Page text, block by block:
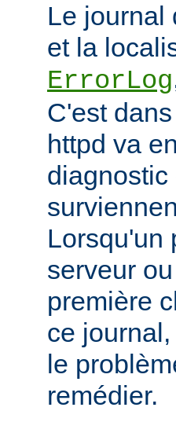
Le journal
et la
ErrorLog
C'est
httpd va
diagnostic
Lorsqu'un
serveur
première
ce
le
remédier.